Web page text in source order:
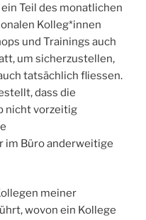
Teil des monatlichen
Kolleg*innen
und Trainings auch
um sicherzustellen,
tatsächlich fliessen.
dass die
nicht vorzeitig
im Büro anderweitige
meiner
wovon ein Kollege